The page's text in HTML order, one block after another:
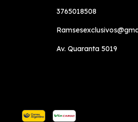
3765018508
Av. Quaranta 5019